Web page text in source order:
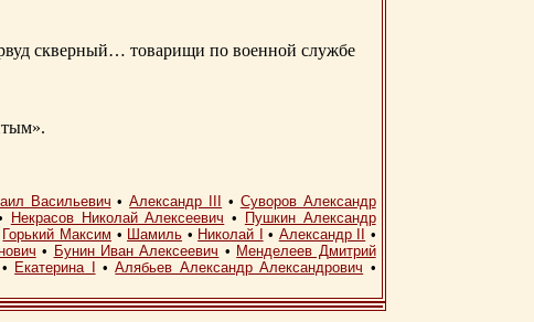
скверный… товарищи по военной службе
Васильевич •Александр III • Суворов Александр
Некрасов Николай Алексеевич •
Пушкин Александр
Горький Максим • Шамиль • Николай I • Александр II
•
• Бунин Иван Алексеевич • Менделеев Дмитрий
• Екатерина I •Алябьев Александр Александрович •